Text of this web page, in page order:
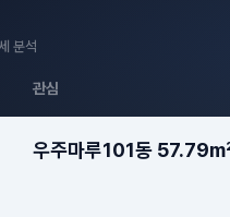
분석
관심
우주마루101동